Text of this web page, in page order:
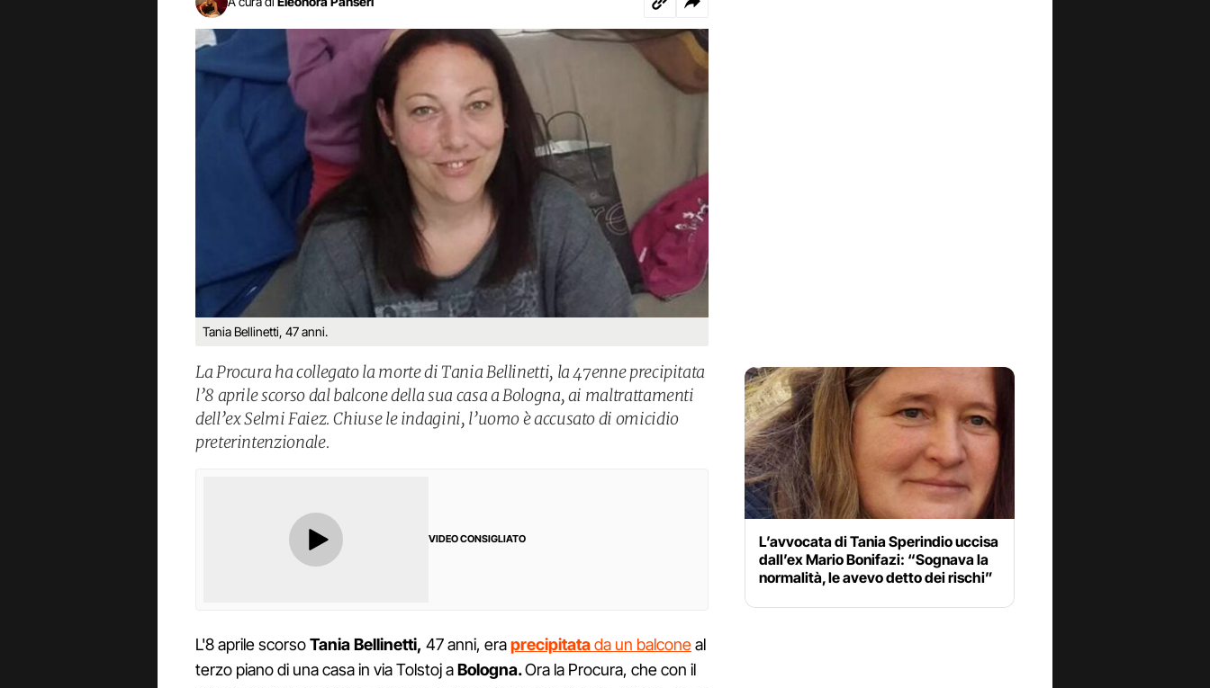
Tania Bellinetti, 47 anni.
La Procura ha collegato la morte di Tania Bellinetti, la 47enne precipitata
l’8 aprile scorso dal balcone della sua casa a Bologna, ai maltrattamenti
dell’ex Selmi Faiez. Chiuse le indagini, l’uomo è accusato di omicidio
preterintenzionale.
VIDEO CONSIGLIATO
L'8 aprile scorsoTania Bellinetti, 47 anni, eraprecipitatada un balconeal
terzo piano di una casa in via Tolstoj aBologna.Ora la Procura, che con il
L’avvocata di Tania Sperindio uccisa
dall’ex Mario Bonifazi: “Sognava la
normalità, le avevo detto dei rischi”